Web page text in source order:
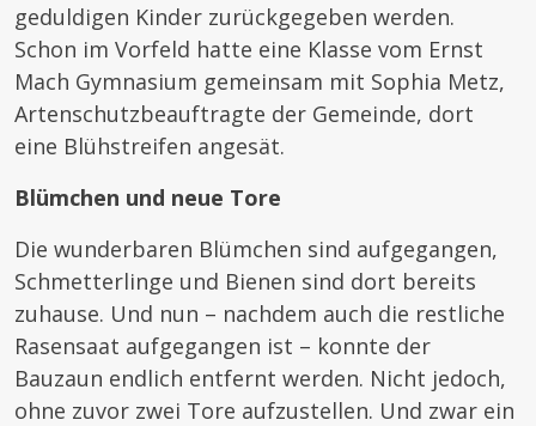
geduldigen Kinder zurückgegeben werden.
Schon im Vorfeld hatte eine Klasse vom Ernst
Mach Gymnasium gemeinsam mit Sophia Metz,
Artenschutzbeauftragte der Gemeinde, dort
eine Blühstreifen angesät.
Blümchen und neue Tore
Die wunderbaren Blümchen sind aufgegangen,
Schmetterlinge und Bienen sind dort bereits
zuhause. Und nun – nachdem auch die restliche
Rasensaat aufgegangen ist – konnte der
Bauzaun endlich entfernt werden. Nicht jedoch,
ohne zuvor zwei Tore aufzustellen. Und zwar ein